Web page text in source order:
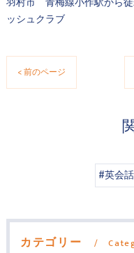
羽村市 青梅線小作駅から
ッシュクラブ
< 前のページ
#英会話
カテゴリー